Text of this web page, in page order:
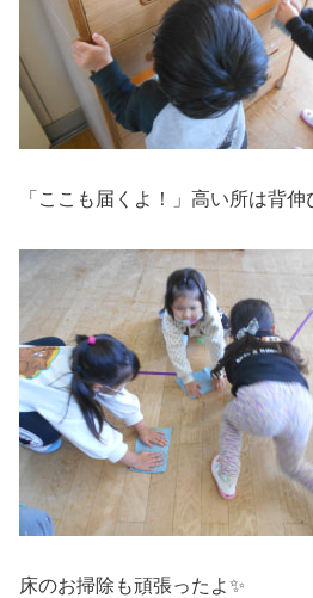
「ここも届くよ！」高い所は背
床のお掃除も頑張ったよ✨